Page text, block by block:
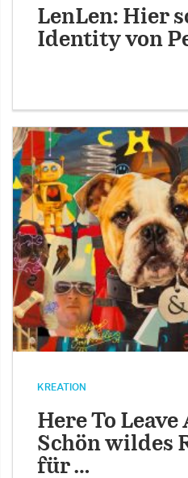
LenLen: Hier
Identity von
KREATION
Here To Leave
Schön wildes
für …